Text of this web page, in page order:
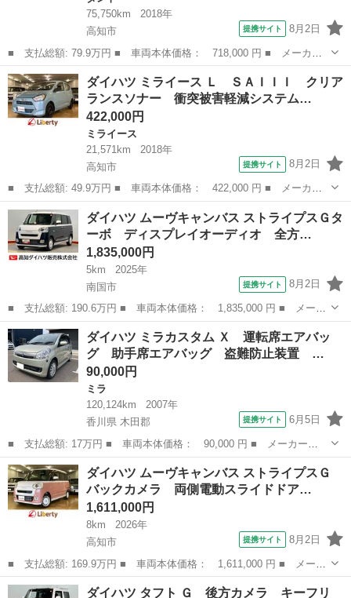
75,750km
2018年
高知市
提携サイト 8月2日
■ 支払総額: 79.9万円 ■ 車両本体価格： 718,000 円 ■ メーカー
名： ダイハツ ■ 車種名： タント ■ グレード名： Ｘリミテッ
ドＳＡＩＩＩ 禁煙車 純正ナビ 全周囲カメラ 両側電動スライド
ドア スマー...
高知 高知市 タント
ダイハツ ミライース Ｌ ＳＡＩＩＩ クリア
ランスソナー 衝突被害軽減システム…
422,000円
ミライース
21,571km
2018年
高知市
提携サイト 8月2日
■ 支払総額: 49.9万円 ■ 車両本体価格： 422,000 円 ■ メーカー
名： ダイハツ ■ 車種名： ミライース ■ グレード名： Ｌ Ｓ
ＡＩＩＩ クリアランスソナー 衝突被害軽減システム オートマチ
ックハイビー...
高知 高知市 ミライース
ダイハツ ムーヴキャンバス ストライプスＧタ
ーボ ディスプレイオーディオ 全方…
1,835,000円
5km
2025年
南国市
提携サイト 8月2日
■ 支払総額: 190.6万円 ■ 車両本体価格： 1,835,000 円 ■ メーカ
ー名： ダイハツ ■ 車種名： ムーヴキャンバス ■ グレード
名： ストライプスＧターボ ディスプレイオーディオ 全方位カメ
ラ ＵＳＢ入...
高知 南国市 ダイハツ
ダイハツ ミラカスタム Ｘ 運転席エアバッ
グ 助手席エアバッグ 盗難防止装置 …
90,000円
ミラ
120,124km
2007年
香川県 木田郡
提携サイト 6月5日
■ 支払総額: 17万円 ■ 車両本体価格： 90,000 円 ■ メーカー
名： ダイハツ ■ 車種名： ミラカスタム ■ グレード名： Ｘ
運転席エアバッグ 助手席エアバッグ 盗難防止装置 ＣＤ キーレ
ス スマートキー ...
香川 木田郡 ミラ
ダイハツ ムーヴキャンバス ストライプスＧ
バックカメラ 両側電動スライドドア…
1,611,000円
8km
2026年
高知市
提携サイト 8月2日
■ 支払総額: 169.9万円 ■ 車両本体価格： 1,611,000 円 ■ メーカ
ー名： ダイハツ ■ 車種名： ムーヴキャンバス ■ グレード
名： ストライプスＧ バックカメラ 両側電動スライドドア クリ
高知 高知市 ダイハツ
ダイハツ タフト Ｇ 後方カメラ キーフリ